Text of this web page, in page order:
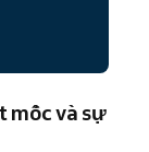
mốc và sự